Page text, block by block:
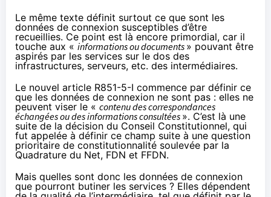
Le même texte définit surtout ce que sont les
données de connexion susceptibles d’être
recueillies. Ce point est là encore primordial, car il
touche aux « informations ou documents » pouvant être
aspirés par les services sur le dos des
infrastructures, serveurs, etc. des intermédiaires.
Le nouvel article R851-5-I commence par définir ce
que les données de connexion ne sont pas : elles ne
peuvent viser le « contenu des correspondances
échangées ou des informations consultées ». C’est là une
suite de la décision du Conseil Constitutionnel, qui
fut appelée à définir ce champ suite à une question
prioritaire de constitutionnalité soulevée par la
Quadrature du Net, FDN et FFDN.
Mais quelles sont donc les données de connexion
que pourront butiner les services ? Elles dépendent